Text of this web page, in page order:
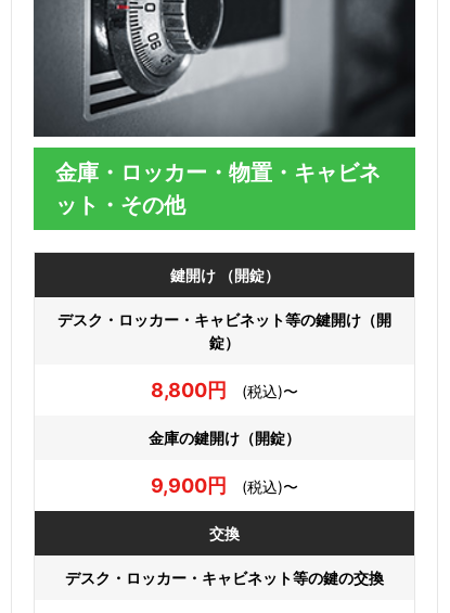
金庫・ロッカー・物置・キャビネ
ット・その他
鍵開け （開錠）
デスク・ロッカー・キャビネット等の鍵開け（開
錠）
8,800円 (税込)〜
金庫の鍵開け（開錠）
9,900円 (税込)〜
交換
デスク・ロッカー・キャビネット等の鍵の交換